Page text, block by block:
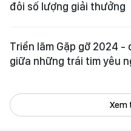
đôi số lượng giải thưởng
Triển lãm Gặp gỡ 2024 -
giữa những trái tim yêu
Xem